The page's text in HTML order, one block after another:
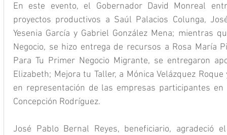
En este evento, el Gobernador David Monreal
proyectos productivos a Saúl Palacios Colunga,
Yesenia García y Gabriel González Mena; mientras
Negocio, se hizo entrega de recursos a Rosa María
Para Tu Primer Negocio Migrante, se entregaron
Elizabeth; Mejora tu Taller, a Mónica Velázquez
en representación de las empresas participantes
Concepción Rodríguez.
José Pablo Bernal Reyes, beneficiario, agradeció